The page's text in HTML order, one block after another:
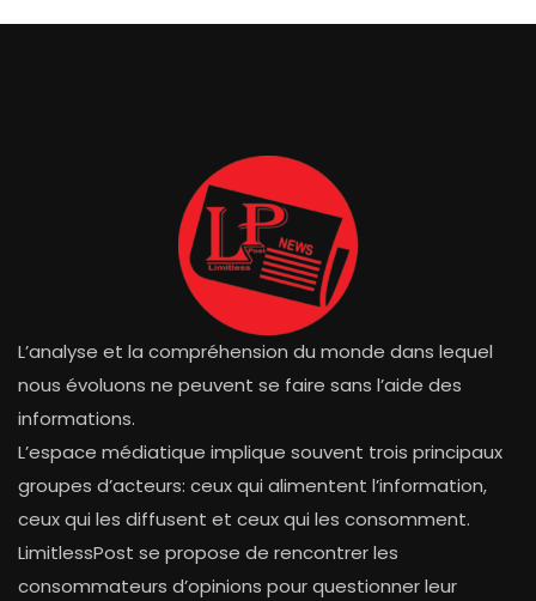
L’analyse et la compréhension du monde dans lequel
nous évoluons ne peuvent se faire sans l’aide des
informations.
L’espace médiatique implique souvent trois principaux
groupes d’acteurs: ceux qui alimentent l’information,
ceux qui les diffusent et ceux qui les consomment.
LimitlessPost se propose de rencontrer les
consommateurs d’opinions pour questionner leur